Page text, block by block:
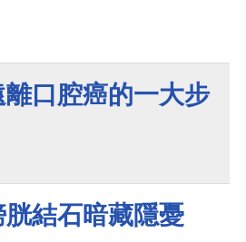
口腔癌的一大步
結石暗藏隱憂